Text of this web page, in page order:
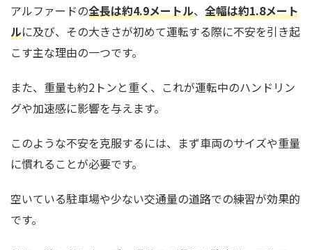
アルファードの全長は約4.9メートル、 全幅は約1.8メート
ルに及び、その大きさが初めて運転する際に不安を引き起
こす主な理由の一つです。
また、重量も約2トンと重く、これが運転中のハンドリン
グや加速感に影響を与えます。
このような不安を克服するには、まず車両のサイズや重量
に慣れることが必要です。
空いている駐車場や少ない交通量の道路での練習が効果的
です。